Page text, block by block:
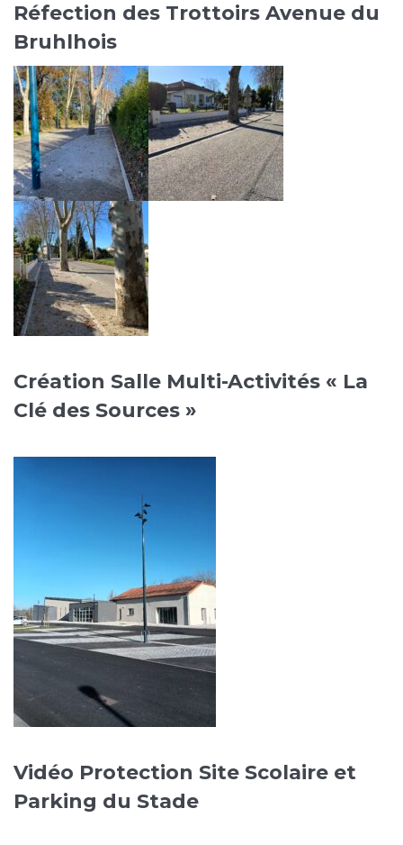
Réfection des Trottoirs Avenue du
Bruhlhois
Création Salle Multi-Activités « La
Clé des Sources »
Vidéo Protection Site Scolaire et
Parking du Stade